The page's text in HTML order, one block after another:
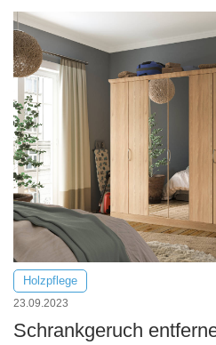
Holzpflege
23.09.2023
Schrankgeruch